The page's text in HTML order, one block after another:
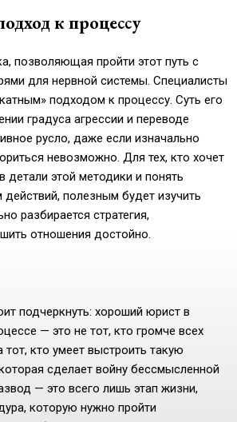
к процессу
позволяющая пройти этот путь с
для нервной системы. Специалисты
подходом к процессу. Суть его
градуса агрессии и переводе
русло, даже если изначально
невозможно. Для тех, кто хочет
детали этой методики и понять
полезным будет изучить
разбирается стратегия,
отношения достойно.
подчеркнуть: хороший юрист в
— это не тот, кто громче всех
тот, кто умеет выстроить такую
сделает войну бессмысленной
— это всего лишь этап жизни,
которую нужно пройти